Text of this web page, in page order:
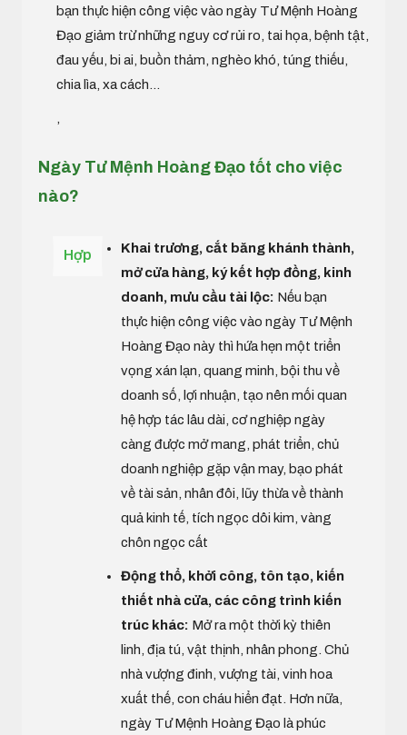
bạn thực hiện công việc vào ngày Tư Mệnh Hoàng
Đạo giảm trừ những nguy cơ rủi ro, tai họa, bệnh tật,
đau yếu, bi ai, buồn thảm, nghèo khó, túng thiếu,
chia lìa, xa cách...
Ngày Tư Mệnh Hoàng Đạo tốt cho việc
nào?
Hợp
Khai trương, cắt băng khánh thành,
mở cửa hàng, ký kết hợp đồng, kinh
doanh, mưu cầu tài lộc: Nếu bạn
thực hiện công việc vào ngày Tư Mệnh
Hoàng Đạo này thì hứa hẹn một triển
vọng xán lạn, quang minh, bội thu về
doanh số, lợi nhuận, tạo nên mối quan
hệ hợp tác lâu dài, cơ nghiệp ngày
càng được mở mang, phát triển, chủ
doanh nghiệp gặp vận may, bạo phát
về tài sản, nhân đôi, lũy thừa về thành
quả kinh tế, tích ngọc dôi kim, vàng
chôn ngọc cất
Động thổ, khởi công, tôn tạo, kiến
thiết nhà cửa, các công trình kiến
trúc khác: Mở ra một thời kỳ thiên
linh, địa tú, vật thịnh, nhân phong. Chủ
nhà vượng đinh, vượng tài, vinh hoa
xuất thế, con cháu hiển đạt. Hơn nữa,
ngày Tư Mệnh Hoàng Đạo là phúc